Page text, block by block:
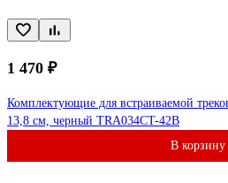
1 470 ₽
Комплектующие для встраиваемой
13,8 см, черный TRA034CT-42B
В корзину